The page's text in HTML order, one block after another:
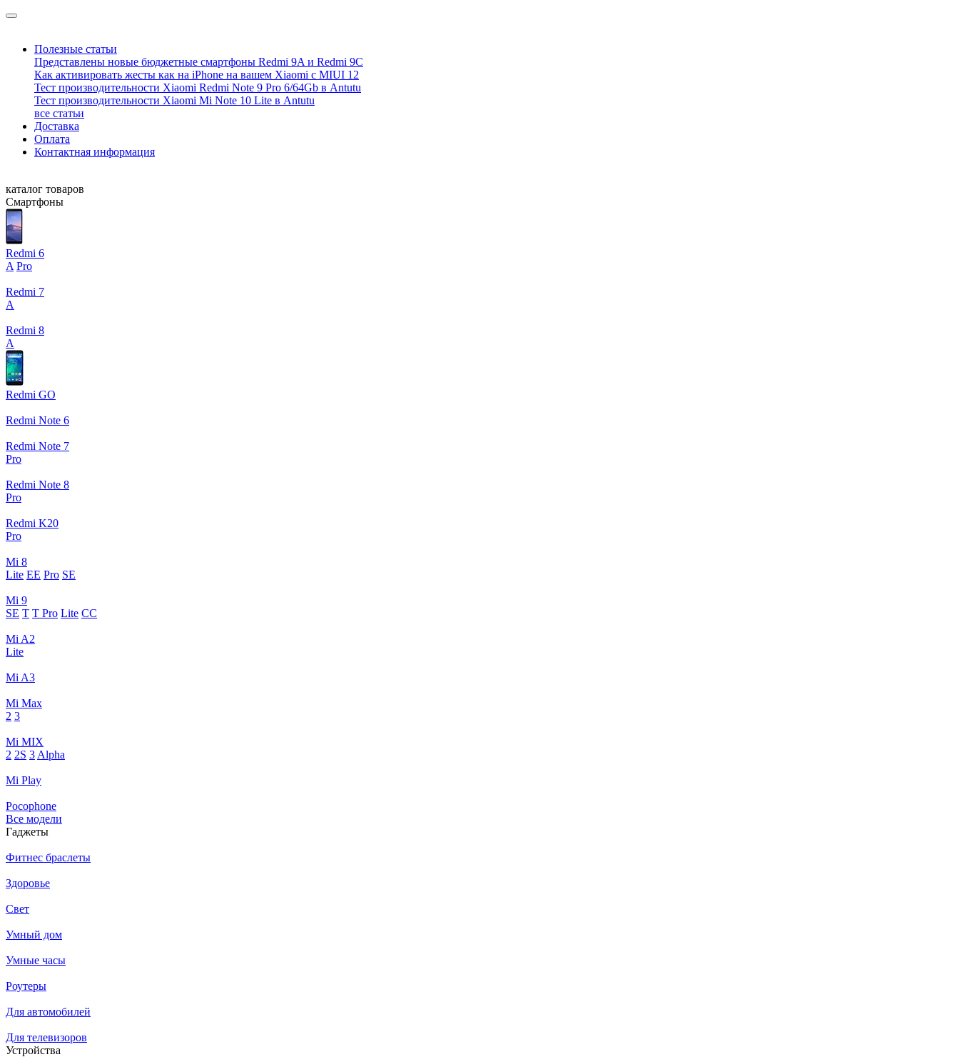
Полезные статьи
Представлены новые бюджетные смартфоны Redmi 9A и Redmi 9C
Как активировать жесты как на iPhone на вашем Xiaomi с MIUI 12
Тест производительности Xiaomi Redmi Note 9 Pro 6/64Gb в Antutu
Тест производительности Xiaomi Mi Note 10 Lite в Antutu
все статьи
Доставка
Оплата
Контактная информация
каталог товаров
Смартфоны
Redmi 6
A Pro
Redmi 7
A
Redmi 8
A
Redmi GO
Redmi Note 6
Redmi Note 7
Pro
Redmi Note 8
Pro
Redmi K20
Pro
Mi 8
Lite EE Pro SE
Mi 9
SE T T Pro Lite CC
Mi A2
Lite
Mi A3
Mi Max
2 3
Mi MIX
2 2S 3 Alpha
Mi Play
Pocophone
Все модели
Гаджеты
Фитнес браслеты
Здоровье
Свет
Умный дом
Умные часы
Роутеры
Для автомобилей
Для телевизоров
Устройства